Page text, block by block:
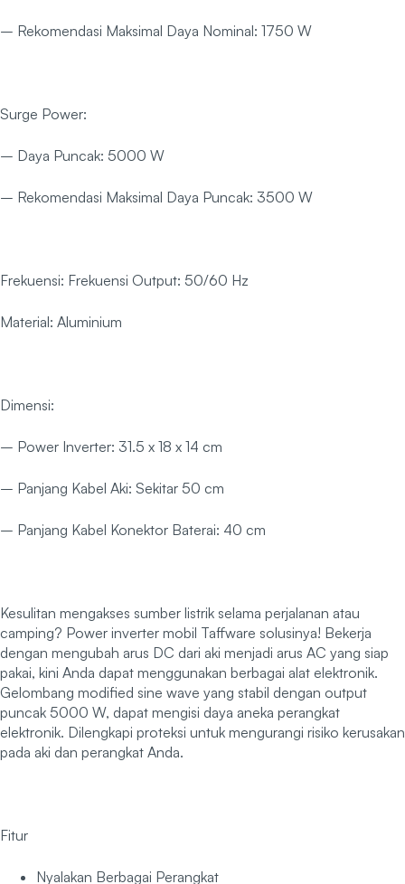
– Rekomendasi Maksimal Daya Nominal: 1750 W
Surge Power:
– Daya Puncak: 5000 W
– Rekomendasi Maksimal Daya Puncak: 3500 W
Frekuensi: Frekuensi Output: 50/60 Hz
Material: Aluminium
Dimensi:
– Power Inverter: 31.5 x 18 x 14 cm
– Panjang Kabel Aki: Sekitar 50 cm
– Panjang Kabel Konektor Baterai: 40 cm
Kesulitan mengakses sumber listrik selama perjalanan atau
camping? Power inverter mobil Taffware solusinya! Bekerja
dengan mengubah arus DC dari aki menjadi arus AC yang siap
pakai, kini Anda dapat menggunakan berbagai alat elektronik.
Gelombang modified sine wave yang stabil dengan output
puncak 5000 W, dapat mengisi daya aneka perangkat
elektronik. Dilengkapi proteksi untuk mengurangi risiko kerusakan
pada aki dan perangkat Anda.
Fitur
Nyalakan Berbagai Perangkat